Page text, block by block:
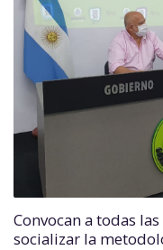
Convocan a todas
socializar la